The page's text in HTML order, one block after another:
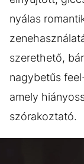
nyálas
szerethető,
nagybetűs
amely
szórakoztató.